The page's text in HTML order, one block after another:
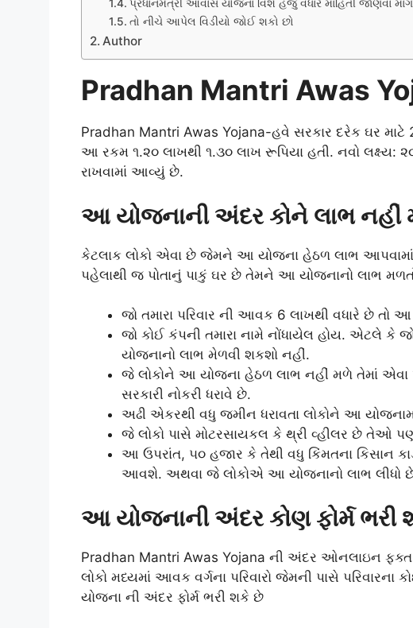
પ્રધાનમંત્રી આવાસ યોજના વિશે હજુ વધારે માહિતી જાણવા
તો નીચે આપેલ વિડીયો જોઈ શકો છો
Author
Pradhan Mantri Awas
Pradhan Mantri Awas Yojana-હવે સરકાર દરેક ઘર માટે
આ રકમ ૧.૨૦ લાખથી ૧.૩૦ લાખ રૂપિયા હતી. નવો લક્ષ્ય:
રાખવામાં આવ્યું છે.
આ યોજનાની અંદર કોને લાભ નહીં
કેટલાક લોકો એવા છે જેમને આ યોજના હેઠળ લાભ
પહેલાથી જ પોતાનું પાકું ઘર છે તેમને આ યોજનાનો લાભ
જો તમારા પરિવાર ની આવક 6 લાખથી વધારે છે તો
જો કોઈ કંપની તમારા નામે નોંધાયેલ હોય. એટલે કે
યોજનાનો લાભ મેળવી શકશો નહીં.
જે લોકોને આ યોજના હેઠળ લાભ નહીં મળે તેમાં એવા
સરકારી નોકરી ધરાવે છે.
અઢી એકરથી વધુ જમીન ધરાવતા લોકોને આ
જે લોકો પાસે મોટરસાયકલ કે થ્રી વ્હીલર છે તેઓ
આ ઉપરાંત, ૫૦ હજાર કે તેથી વધુ કિંમતના કિસાન
આવશે. અથવા જે લોકોએ આ યોજનાનો લાભ લીધો
આ યોજનાની અંદર કોણ ફોર્મ
Pradhan Mantri Awas Yojana ની અંદર ઓનલાઇન
લોકો મધ્યમાં આવક વર્ગના પરિવારો જેમની પાસે
યોજના ની અંદર ફોર્મ ભરી શકે છે